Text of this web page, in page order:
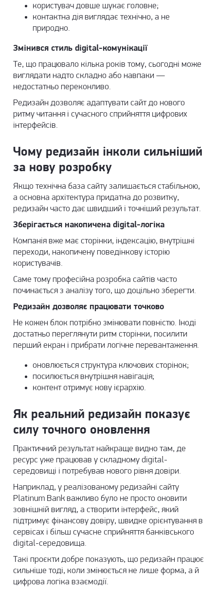
користувач довше шукає головне;
контактна дія виглядає технічно, а не
природно.
Змінився стиль digital-комунікації
Те, що працювало кілька років тому, сьогодні може
виглядати надто складно або навпаки —
недостатньо переконливо.
Редизайн дозволяє адаптувати сайт до нового
ритму читання і сучасного сприйняття цифрових
інтерфейсів.
Чому редизайн інколи сильніший
за нову розробку
Якщо технічна база сайту залишається стабільною,
а основна архітектура придатна до розвитку,
редизайн часто дає швидший і точніший результат.
Зберігається накопичена digital-логіка
Компанія вже має сторінки, індексацію, внутрішні
переходи, накопичену поведінкову історію
користувачів.
Саме тому професійна розробка сайтів часто
починається з аналізу того, що доцільно зберегти.
Редизайн дозволяє працювати точково
Не кожен блок потрібно змінювати повністю. Іноді
достатньо переглянути ритм сторінки, посилити
перший екран і прибрати логічне перевантаження.
оновлюється структура ключових сторінок;
посилюється внутрішня навігація;
контент отримує нову ієрархію.
Як реальний редизайн показує
силу точного оновлення
Практичний результат найкраще видно там, де
ресурс уже працював у складному digital-
середовищі і потребував нового рівня довіри.
Наприклад, у реалізованому редизайні сайту
Platinum Bankважливо було не просто оновити
зовнішній вигляд, а створити інтерфейс, який
підтримує фінансову довіру, швидке орієнтування в
сервісах і більш сучасне сприйняття банківського
digital-середовища.
Такі проєкти добре показують, що редизайн працює
сильніше тоді, коли змінюється не лише форма, а й
цифрова логіка взаємодії.